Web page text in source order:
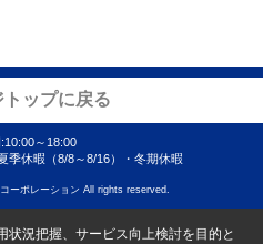
トップに戻る
～18:00
季休暇（8/8～8/16）・冬期休暇
ーポレーション All rights reserved.
状況把握、サービス向上検討を目的と